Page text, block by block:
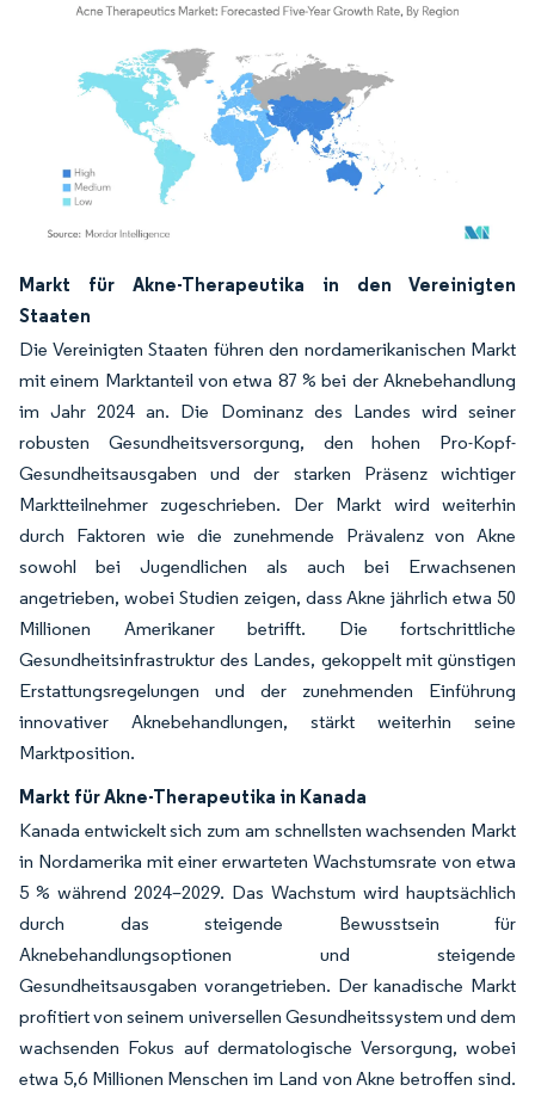
Bild © Mordor Intelligence. Wiederverwendung erfordert Namensnennung gemäß
Markt für Akne-Therapeutika in den Vereinigten
Staaten
Die Vereinigten Staaten führen den nordamerikanischen Markt
mit einem Marktanteil von etwa 87 % bei der Aknebehandlung
im Jahr 2024 an. Die Dominanz des Landes wird seiner
robusten Gesundheitsversorgung, den hohen Pro-Kopf-
Gesundheitsausgaben und der starken Präsenz wichtiger
Marktteilnehmer zugeschrieben. Der Markt wird weiterhin
durch Faktoren wie die zunehmende Prävalenz von Akne
sowohl bei Jugendlichen als auch bei Erwachsenen
angetrieben, wobei Studien zeigen, dass Akne jährlich etwa 50
Millionen Amerikaner betrifft. Die fortschrittliche
Gesundheitsinfrastruktur des Landes, gekoppelt mit günstigen
Erstattungsregelungen und der zunehmenden Einführung
innovativer Aknebehandlungen, stärkt weiterhin seine
Marktposition.
Markt für Akne-Therapeutika in Kanada
Kanada entwickelt sich zum am schnellsten wachsenden Markt
in Nordamerika mit einer erwarteten Wachstumsrate von etwa
5 % während 2024–2029. Das Wachstum wird hauptsächlich
durch das steigende Bewusstsein für
Aknebehandlungsoptionen und steigende
Gesundheitsausgaben vorangetrieben. Der kanadische Markt
profitiert von seinem universellen Gesundheitssystem und dem
wachsenden Fokus auf dermatologische Versorgung, wobei
etwa 5,6 Millionen Menschen im Land von Akne betroffen sind.